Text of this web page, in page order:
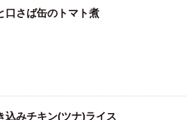
口さば缶のトマト煮
込みチキン(ツナ)ライス